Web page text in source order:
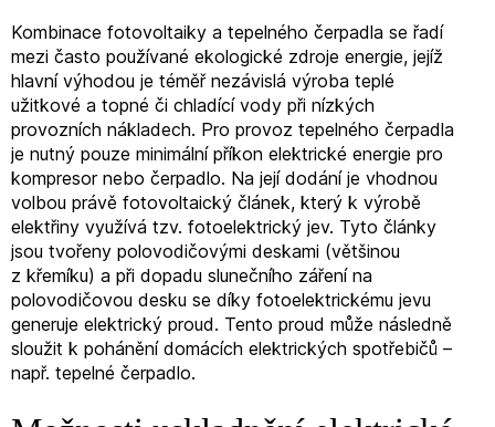
Kombinace fotovoltaiky a tepelného čerpadla se řadí
mezi často používané ekologické zdroje energie, jejíž
hlavní výhodou je téměř nezávislá výroba teplé
užitkové a topné či chladící vody při nízkých
provozních nákladech. Pro provoz tepelného čerpadla
je nutný pouze minimální příkon elektrické energie pro
kompresor nebo čerpadlo. Na její dodání je vhodnou
volbou právě fotovoltaický článek, který k výrobě
elektřiny využívá tzv. fotoelektrický jev. Tyto články
jsou tvořeny polovodičovými deskami (většinou
z křemíku) a při dopadu slunečního záření na
polovodičovou desku se díky fotoelektrickému jevu
generuje elektrický proud. Tento proud může následně
sloužit k pohánění domácích elektrických spotřebičů –
např. tepelné čerpadlo.